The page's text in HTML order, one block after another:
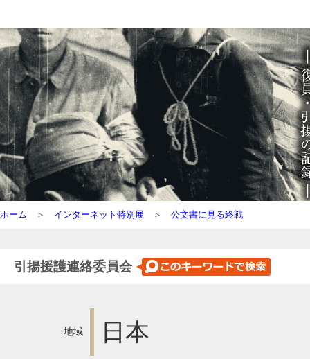
ホーム ＞ インターネット特別展 ＞ 公文書に見る終戦
引揚援護連絡委員会
地域 日本